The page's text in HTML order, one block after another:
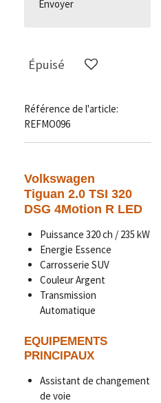
Envoyer
Épuisé
Référence de l'article:
REFMO096
Volkswagen
Tiguan 2.0 TSI 320
DSG 4Motion R LED
Puissance 320 ch / 235 kW
Energie Essence
Carrosserie SUV
Couleur Argent
Transmission
Automatique
EQUIPEMENTS
PRINCIPAUX
Assistant de changement
de voie